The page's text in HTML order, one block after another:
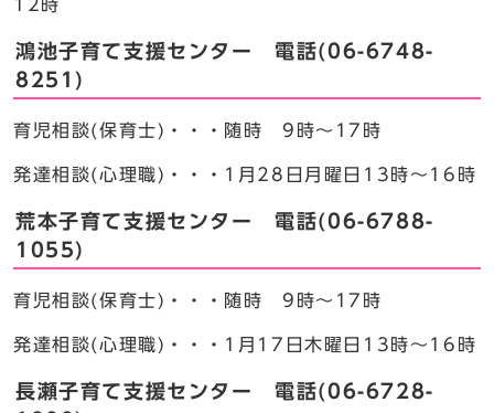
12時
鴻池子育て支援センター 電話(06-6748-
8251)
育児相談(保育士)・・・随時 9時～17時
発達相談(心理職)・・・1月28日月曜日13時～16時
荒本子育て支援センター 電話(06-6788-
1055)
育児相談(保育士)・・・随時 9時～17時
発達相談(心理職)・・・1月17日木曜日13時～16時
長瀬子育て支援センター 電話(06-6728-